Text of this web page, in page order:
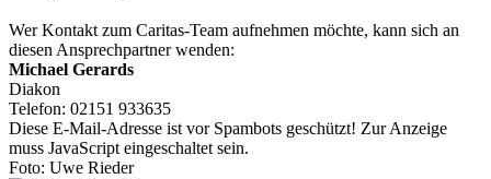
Wer Kontakt zum Caritas-Team aufnehmen möchte, kann sich an
diesen Ansprechpartner wenden:
Michael Gerards
Diakon
Telefon: 02151 933635
Diese E-Mail-Adresse ist vor Spambots geschützt! Zur Anzeige
muss JavaScript eingeschaltet sein.
Foto: Uwe Rieder